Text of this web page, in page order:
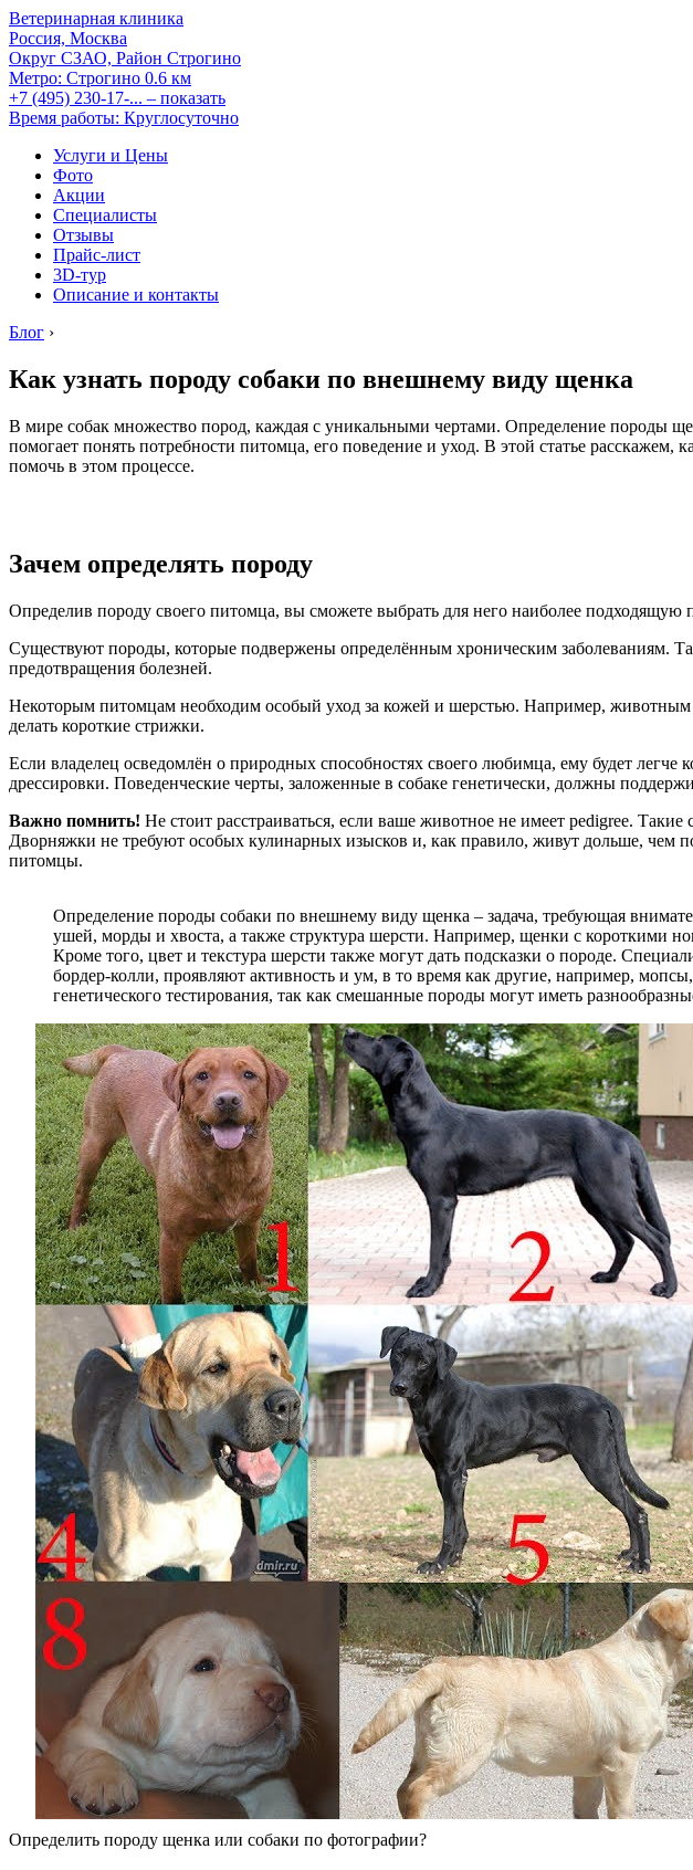
Ветеринарная клиника
Россия, Москва
Округ СЗАО, Район Строгино
Метро: Строгино 0.6 км
+7 (495) 230-17-... – показать
Время работы: Круглосуточно
Услуги и Цены
Фото
Акции
Специалисты
Отзывы
Прайс-лист
3D-тур
Описание и контакты
Блог ›
Как узнать породу собаки по внешнему виду щенка
В мире собак множество пород, каждая с уникальными чертами. Определение породы
помогает понять потребности питомца, его поведение и уход. В этой статье расскажем,
помочь в этом процессе.
Зачем определять породу
Определив породу своего питомца, вы сможете выбрать для него наиболее
Существуют породы, которые подвержены определённым хроническим заболеваниям.
предотвращения болезней.
Некоторым питомцам необходим особый уход за кожей и шерстью. Например, животным
делать короткие стрижки.
Если владелец осведомлён о природных способностях своего любимца, ему будет
дрессировки. Поведенческие черты, заложенные в собаке генетически, должны
Важно помнить! Не стоит расстраиваться, если ваше животное не имеет pedigree.
Дворняжки не требуют особых кулинарных изысков и, как правило, живут дольше, чем
питомцы.
Определение породы собаки по внешнему виду щенка – задача, требующая
ушей, морды и хвоста, а также структура шерсти. Например, щенки с короткими
Кроме того, цвет и текстура шерсти также могут дать подсказки о породе.
бордер-колли, проявляют активность и ум, в то время как другие, например,
генетического тестирования, так как смешанные породы могут иметь
Определить породу щенка или собаки по фотографии?